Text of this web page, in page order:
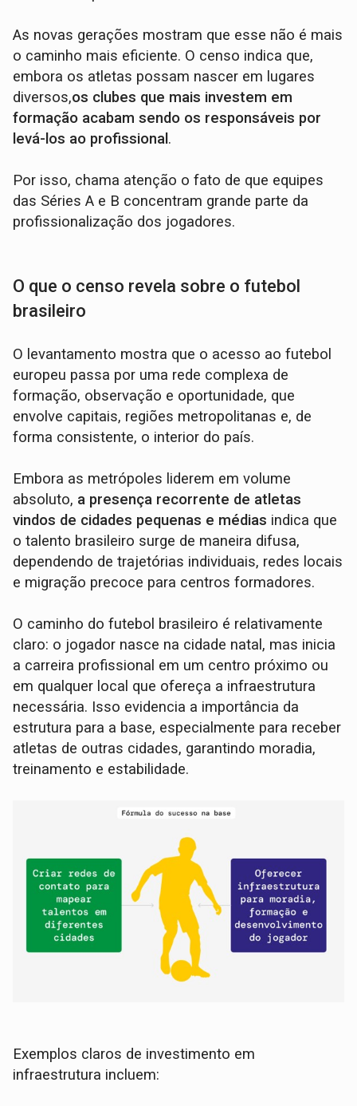
As novas gerações mostram que esse não é mais
o caminho mais eficiente. O censo indica que,
embora os atletas possam nascer em lugares
diversos,os clubes que mais investem em
formação acabam sendo os responsáveis por
levá-los ao profissional .
Por isso, chama atenção o fato de que equipes
das Séries A e B concentram grande parte da
profissionalização dos jogadores.
O que o censo revela sobre o futebol
brasileiro
O levantamento mostra que o acesso ao futebol
europeu passa por uma rede complexa de
formação, observação e oportunidade, que
envolve capitais, regiões metropolitanas e, de
forma consistente, o interior do país.
Embora as metrópoles liderem em volume
absoluto, a presença recorrente de atletas
vindos de cidades pequenas e médias indica que
o talento brasileiro surge de maneira difusa,
dependendo de trajetórias individuais, redes locais
e migração precoce para centros formadores.
O caminho do futebol brasileiro é relativamente
claro: o jogador nasce na cidade natal, mas inicia
a carreira profissional em um centro próximo ou
em qualquer local que ofereça a infraestrutura
necessária. Isso evidencia a importância da
estrutura para a base, especialmente para receber
atletas de outras cidades, garantindo moradia,
treinamento e estabilidade.
Exemplos claros de investimento em
infraestrutura incluem: